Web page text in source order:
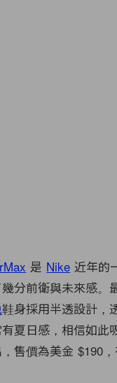
是 Nike 近年的
分前衛與未來感。
鞋身採用半透設計，
夏日感，相信如此
售價為美金 $190